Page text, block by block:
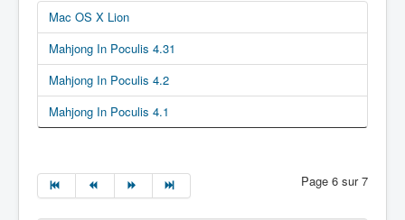
Mac OS X Lion
Mahjong In Poculis 4.31
Mahjong In Poculis 4.2
Mahjong In Poculis 4.1
Page 6 sur 7